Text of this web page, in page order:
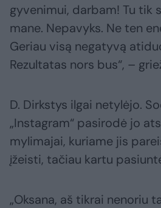
gyvenimui, darbam! Tu tik
mane. Nepavyks. Ne ten
Geriau visą negatyvą
Rezultatas nors bus“, –
D. Dirkstys ilgai netylėjo.
„Instagram“ pasirodė jo
mylimajai, kuriame jis
įžeisti, tačiau kartu
„Oksana, aš tikrai nenoriu